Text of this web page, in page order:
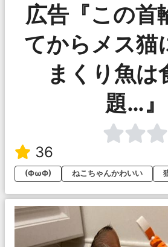
広告『この首
てからメス猫
まくり魚は
題…』
36
(ФωФ)
ねこちゃんかわいい